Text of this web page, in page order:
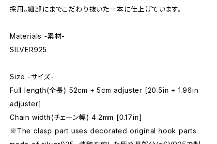
採用。細部にまでこだわり抜いた一本に仕上げています。
Materials -素材-
SILVER925
Size -サイズ-
Full length(全長) 52cm + 5cm adjuster [20.5in + 1.96in
adjuster]
Chain width(チェーン幅) 4.2mm [0.17in]
※The clasp part uses decorated original hook parts